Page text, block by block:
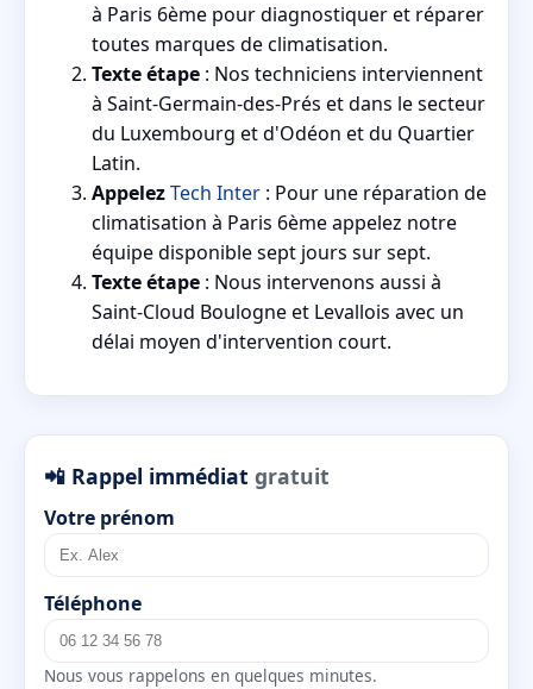
à Paris 6ème pour diagnostiquer et réparer
toutes marques de climatisation.
Texte étape : Nos techniciens interviennent
à Saint-Germain-des-Prés et dans le secteur
du Luxembourg et d'Odéon et du Quartier
Latin.
AppelezTech Inter : Pour une réparation de
climatisation à Paris 6ème appelez notre
équipe disponible sept jours sur sept.
Texte étape : Nous intervenons aussi à
Saint-Cloud Boulogne et Levallois avec un
délai moyen d'intervention court.
📲 Rappel immédiat gratuit
Votre prénom
Téléphone
Nous vous rappelons en quelques minutes.